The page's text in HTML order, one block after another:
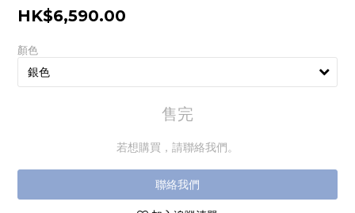
HK$6,590.00
顏色
售完
若想購買，請聯絡我們。
聯絡我們